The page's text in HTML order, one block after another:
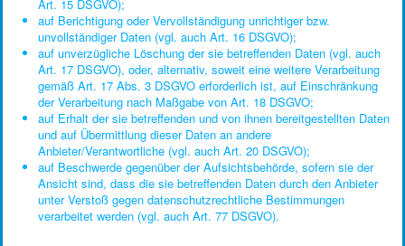
Art. 15 DSGVO);
auf Berichtigung oder Vervollständigung unrichtiger bzw.
unvollständiger Daten (vgl. auch Art. 16 DSGVO);
auf unverzügliche Löschung der sie betreffenden Daten (vgl. auch
Art. 17 DSGVO), oder, alternativ, soweit eine weitere Verarbeitung
gemäß Art. 17 Abs. 3 DSGVO erforderlich ist, auf Einschränkung
der Verarbeitung nach Maßgabe von Art. 18 DSGVO;
auf Erhalt der sie betreffenden und von ihnen bereitgestellten Daten
und auf Übermittlung dieser Daten an andere
Anbieter/Verantwortliche (vgl. auch Art. 20 DSGVO);
auf Beschwerde gegenüber der Aufsichtsbehörde, sofern sie der
Ansicht sind, dass die sie betreffenden Daten durch den Anbieter
unter Verstoß gegen datenschutzrechtliche Bestimmungen
verarbeitet werden (vgl. auch Art. 77 DSGVO).